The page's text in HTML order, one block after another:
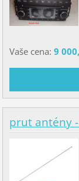
Vaše cena: 9
prut antény -